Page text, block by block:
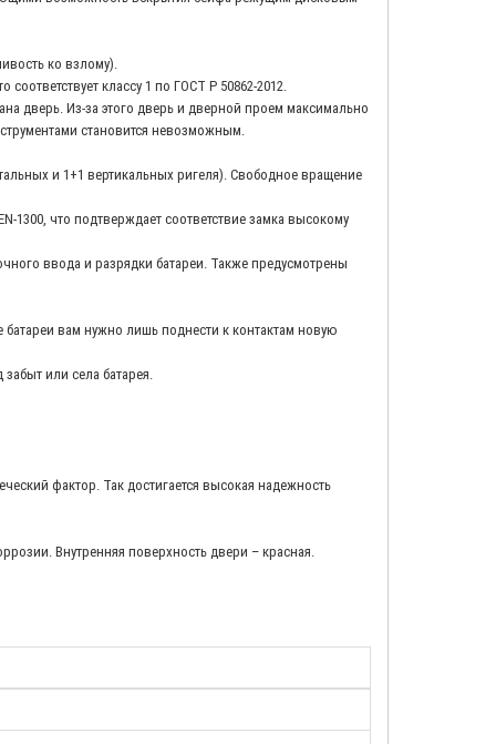
ко взлому).
классу 1 по ГОСТ Р 50862-2012.
дверь. Из-за этого дверь и дверной проем максимально
становится невозможным.
и 1+1 вертикальных ригеля). Свободное вращение
1300, что подтверждает соответствие замка высокому
ввода и разрядки батареи. Также предусмотрены
вам нужно лишь поднести к контактам новую
или села батарея.
фактор. Так достигается высокая надежность
Внутренняя поверхность двери – красная.